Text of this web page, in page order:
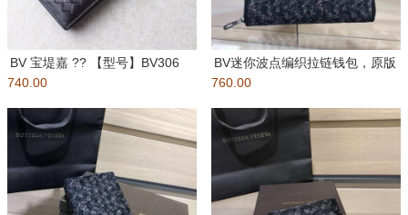
BV 宝堤嘉 ?? 【型号】BV306
羊皮 高端西装夹【
740.00
BV迷你波点编织拉链钱包，原版
打蜡小牛皮制作，编织皮革上装
760.00